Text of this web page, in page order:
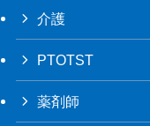
介護
PTOTST
薬剤師